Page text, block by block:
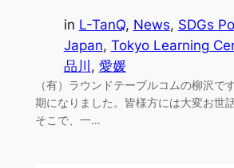
in L-TanQ, News, SDGs
Japan, Tokyo Learning
品川 , 愛媛
（有）ラウンドテーブルコムの柳沢で
期になりました。皆様方には大変お世
そこで、一…